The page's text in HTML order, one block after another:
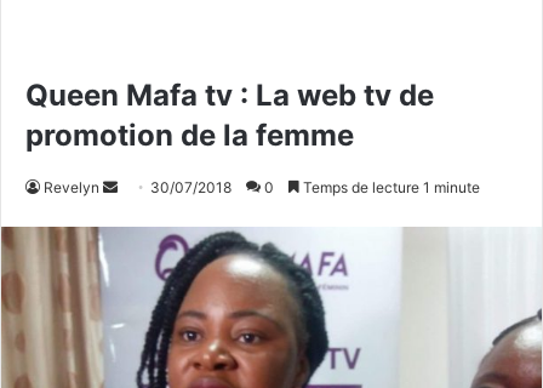
Queen Mafa tv : La web tv de
promotion de la femme
Revelyn
e
30/07/2018 0 Temps de lecture 1 minute